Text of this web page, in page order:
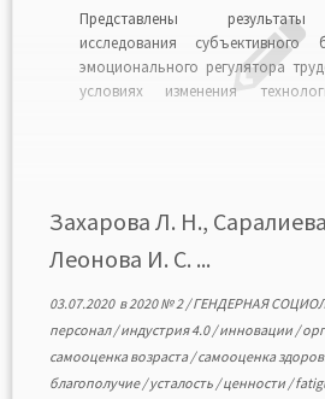
Представлены результаты
исследования субъективного
эмоционального регулятора
условиях изменения
Феномен изучен по
приоритетов, подверженности
трудовой деятельности и
Захарова Л. Н.,
Леонова И. С. ...
03.07.2020в2020 № 2/ГЕНДЕРНАЯ
персонал/индустрия 4.0/инновации /
самооценка возраста/самооценка
благополучие/усталость /ценности /